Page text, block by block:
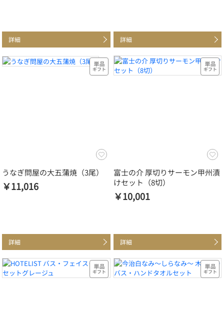
詳細 詳細
うなぎ問屋の大五蒲焼（3尾）
￥11,016
詳細
富士の介 厚切りサーモン甲州漬
けセット（8切）
￥10,001
詳細